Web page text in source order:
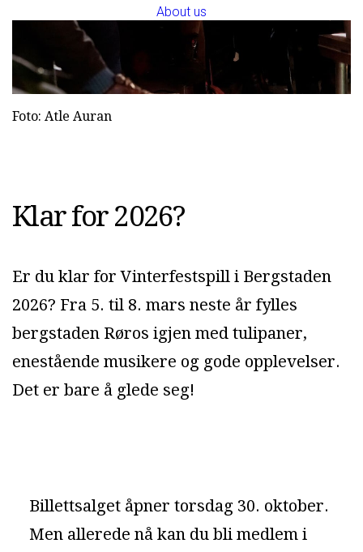
About us
Foto: Atle Auran
Klar for 2026?
Er du klar for Vinterfestspill i Bergstaden
2026? Fra 5. til 8. mars neste år fylles
bergstaden Røros igjen med tulipaner,
enestående musikere og gode opplevelser.
Det er bare å glede seg!
Billettsalget åpner torsdag 30. oktober.
Men allerede nå kan du bli medlem i